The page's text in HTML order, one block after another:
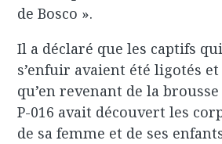
de Bosco ».
Il a déclaré que les captifs
s’enfuir avaient été ligotés et
qu’en revenant de la
P-016 avait découvert les
de sa femme et de ses